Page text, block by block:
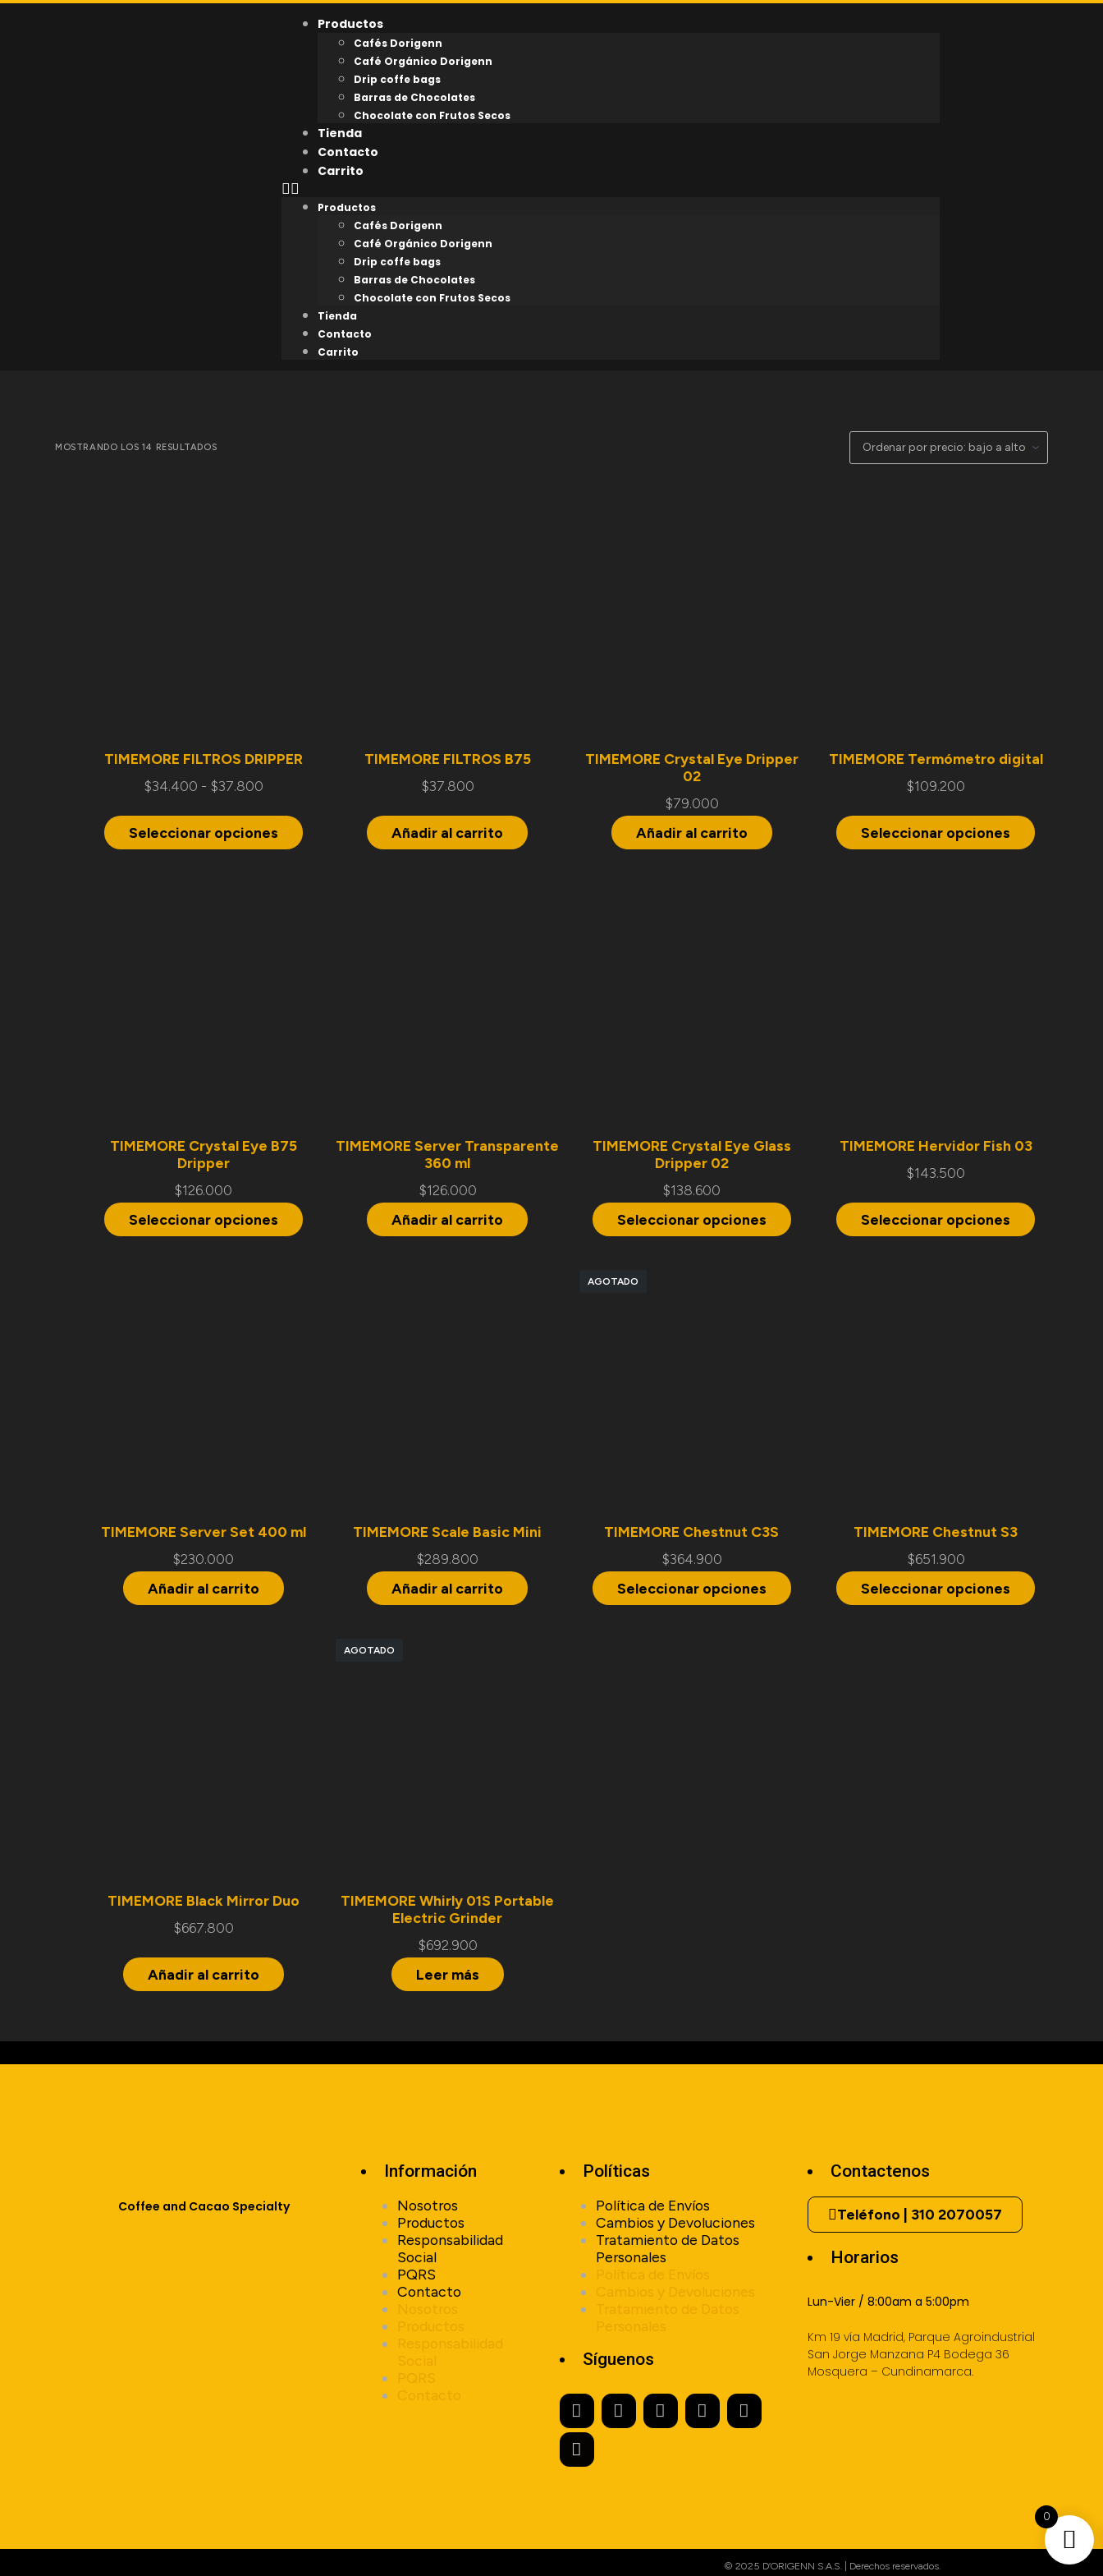
Productos
Cafés Dorigenn
Café Orgánico Dorigenn
Drip coffe bags
Barras de Chocolates
Chocolate con Frutos Secos
Tienda
Contacto
Carrito
Productos
Cafés Dorigenn
Café Orgánico Dorigenn
Drip coffe bags
Barras de Chocolates
Chocolate con Frutos Secos
Tienda
Contacto
Carrito
MOSTRANDO LOS 14 RESULTADOS
TIMEMORE FILTROS DRIPPER
$34.400 - $37.800
Seleccionar opciones
TIMEMORE FILTROS B75
$37.800
Añadir al carrito
TIMEMORE Crystal Eye Dripper
02
$79.000
Añadir al carrito
TIMEMORE Termómetro digital
$109.200
Seleccionar opciones
TIMEMORE Crystal Eye B75
Dripper
$126.000
Seleccionar opciones
TIMEMORE Server Transparente
360 ml
$126.000
Añadir al carrito
TIMEMORE Crystal Eye Glass
Dripper 02
$138.600
Seleccionar opciones
TIMEMORE Hervidor Fish 03
$143.500
Seleccionar opciones
TIMEMORE Server Set 400 ml
$230.000
Añadir al carrito
TIMEMORE Scale Basic Mini
$289.800
Añadir al carrito
AGOTADO
TIMEMORE Chestnut C3S
$364.900
Seleccionar opciones
TIMEMORE Chestnut S3
$651.900
Seleccionar opciones
TIMEMORE Black Mirror Duo
$667.800
Añadir al carrito
AGOTADO
TIMEMORE Whirly 01S Portable
Electric Grinder
$692.900
Leer más
Coffee and Cacao Specialty
Información
Nosotros
Productos
Responsabilidad
Social
PQRS
Contacto
Políticas
Política de Envíos
Cambios y Devoluciones
Tratamiento de Datos
Personales
Síguenos
Contactenos
Teléfono | 310 2070057
Horarios
Lun-Vier / 8:00am a 5:00pm
Km 19 vía Madrid, Parque Agroindustrial
San Jorge Manzana P4 Bodega 36
Mosquera – Cundinamarca.
© 2025 D’ORIGENN S.A.S. | Derechos reservados.
0